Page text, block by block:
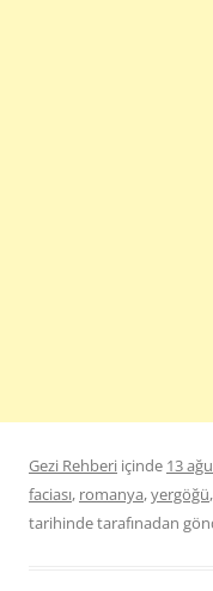
Gezi Rehberi içinde 13
faciası, romanya,yergöğü,
tarihindetarafınadan